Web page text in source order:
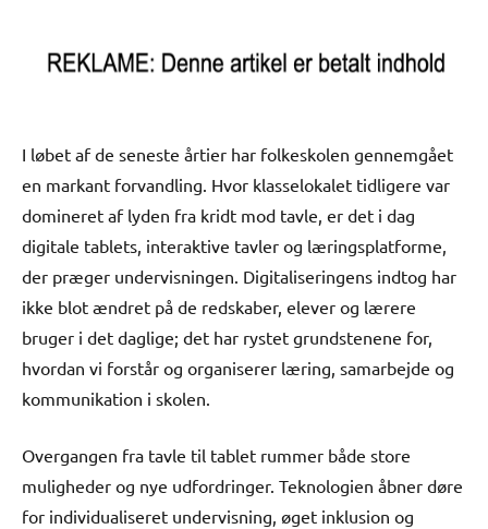
I løbet af de seneste årtier har folkeskolen gennemgået
en markant forvandling. Hvor klasselokalet tidligere var
domineret af lyden fra kridt mod tavle, er det i dag
digitale tablets, interaktive tavler og læringsplatforme,
der præger undervisningen. Digitaliseringens indtog har
ikke blot ændret på de redskaber, elever og lærere
bruger i det daglige; det har rystet grundstenene for,
hvordan vi forstår og organiserer læring, samarbejde og
kommunikation i skolen.
Overgangen fra tavle til tablet rummer både store
muligheder og nye udfordringer. Teknologien åbner døre
for individualiseret undervisning, øget inklusion og